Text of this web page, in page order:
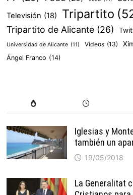
Televisión (18) Tripartito
Tripartito de Alicante (26)
Universidad de Alicante (11) Vídeos (13)
Ángel Franco (14)
Iglesias y
también un
19/05/2018
La Generalitat